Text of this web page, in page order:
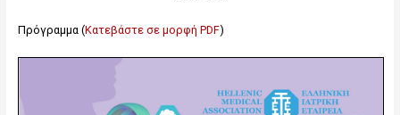
Πρόγραμμα (Κατεβάστε σε μορφή PDF)